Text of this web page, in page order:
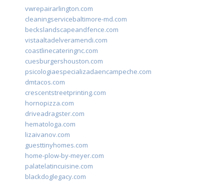
vwrepairarlington.com
cleaningservicebaltimore-md.com
beckslandscapeandfence.com
vistaaltadelveramendi.com
coastlinecateringnc.com
cuesburgershouston.com
psicologiaespecializadaencampeche.com
dmtacos.com
crescentstreetprinting.com
hornopizza.com
driveadragster.com
hematologa.com
lizaivanov.com
guesttinyhomes.com
home-plow-by-meyer.com
palatelatincuisine.com
blackdoglegacy.com